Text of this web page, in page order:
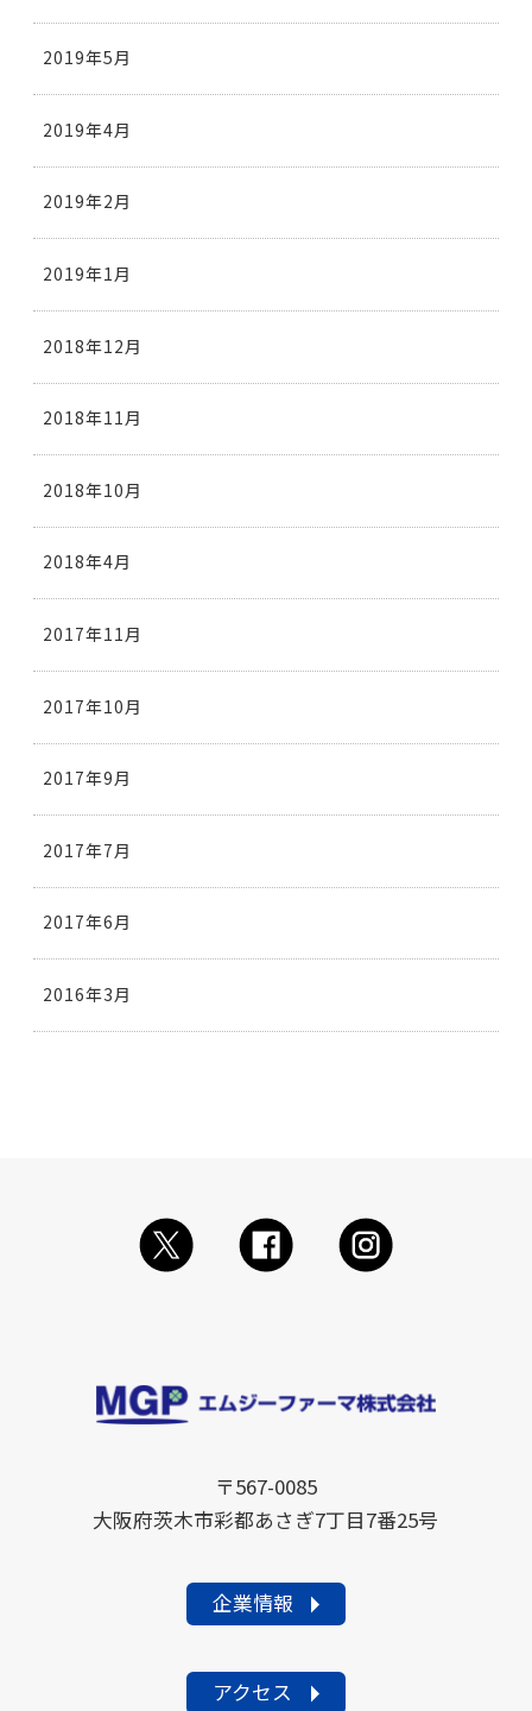
2019年5月
2019年4月
2019年2月
2019年1月
2018年12月
2018年11月
2018年10月
2018年4月
2017年11月
2017年10月
2017年9月
2017年7月
2017年6月
2016年3月
〒567-0085
大阪府茨木市彩都あさぎ7丁目7番25号
企業情報
アクセス